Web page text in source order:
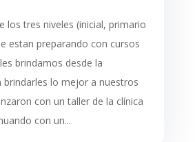
los tres niveles (inicial, primario
estan preparando con cursos
brindamos desde la
brindarles lo mejor a nuestros
con un taller de la clínica
con un...